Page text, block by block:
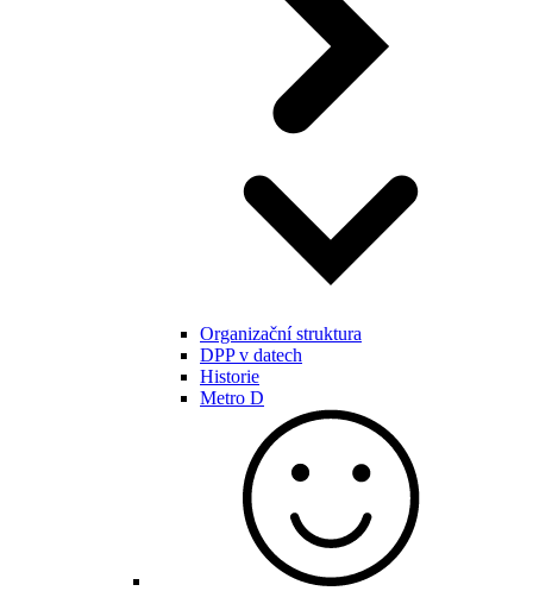
Organizační struktura
DPP v datech
Historie
Metro D